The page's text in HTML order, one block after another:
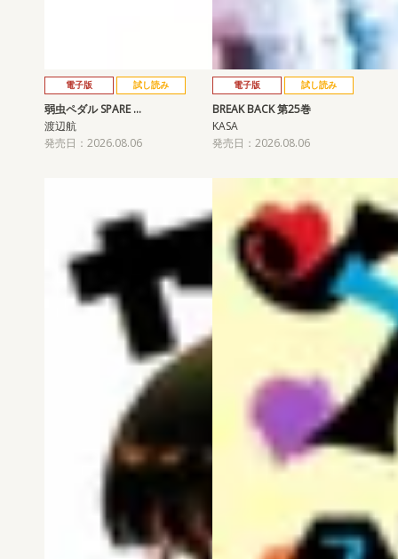
電子版 試し読み
弱虫ペダル SPARE …
渡辺航
発売日：2026.08.06
電子版 試し読み
BREAK BACK 第25巻
KASA
発売日：2026.08.06